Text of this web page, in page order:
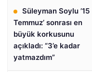
Süleyman Soylu ’15
Temmuz’ sonrası en
büyük korkusunu
açıkladı: “3’e kadar
yatmazdım”